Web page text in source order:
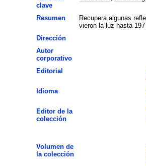
clave
Resumen
Recupera algunas
vieron la luz hasta
Dirección
Autor
corporativo
Editorial
Idioma
Editor de la
colección
Volumen de
la colección